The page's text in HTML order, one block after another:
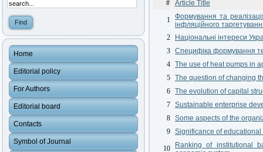
Home
Editorial policy
For Authors
Editorial board
Contacts
Symbol of Journal
#
Article Title
1
Формування та
інфляційного
2
Національні інтереси
3 Специфіка формування
4 The use of heat pumps in
5 The question of changing
6 The evolution of capital
7 Sustainable enterprise
8 Some aspects of the
9 Significance of
10
Ranking of institutional